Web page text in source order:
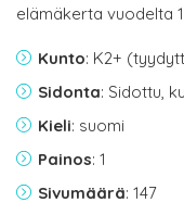
elämäkerta vuodelta
Kunto: K2+
Sidonta: Sidottu,
Kieli: suomi
Painos: 1
Sivumäärä: 147